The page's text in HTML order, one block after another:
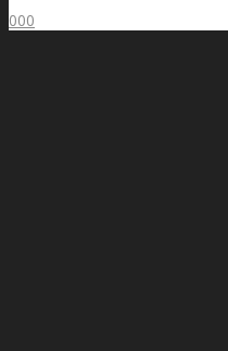
Желтые
quantity
000